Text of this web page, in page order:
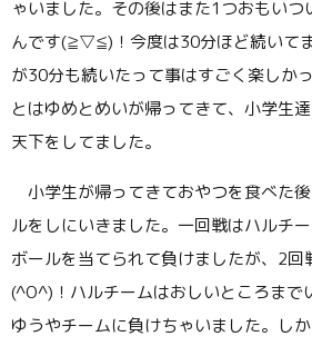
ゃいました。その後はまた1つおもいつ
んです(≧▽≦)！今度は30分ほど続いて
が30分も続いたって事はすごく楽しか
とはゆめとめいが帰ってきて、小学生
天下をしてました。
小学生が帰ってきておやつを食べた
ルをしにいきました。一回戦はハルチ
ボールを当てられて負けましたが、2回
(^O^)！ハルチームはおしいところまで
ゆうやチームに負けちゃいました。し